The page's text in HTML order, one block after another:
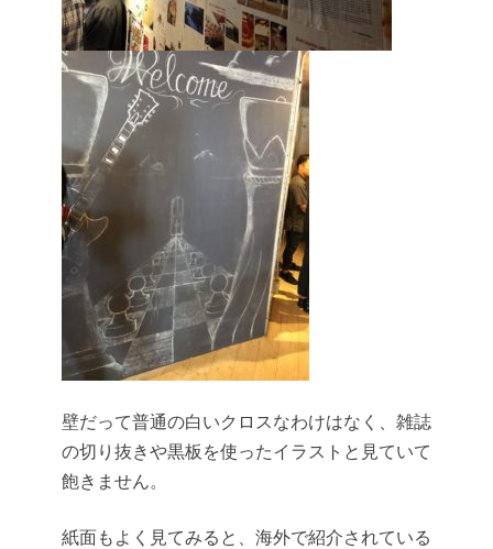
壁だって普通の白いクロスなわけはなく、雑誌
の切り抜きや黒板を使ったイラストと見ていて
飽きません。
紙面もよく見てみると、海外で紹介されている